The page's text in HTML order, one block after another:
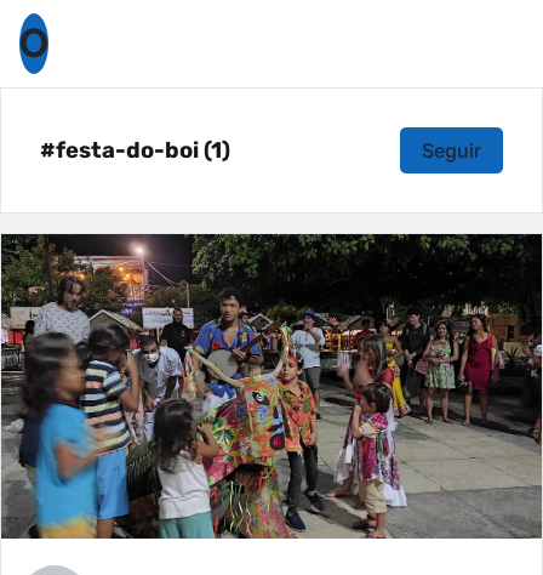
O
#festa-do-boi (1) Seguir